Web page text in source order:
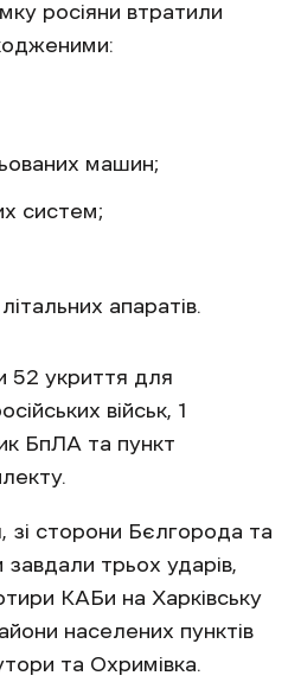
росіяни втратили
машин;
систем;
апаратів.
укриття для
військ, 1
БпЛА та пункт
зі сторони Бєлгорода та
трьох ударів,
КАБи на Харківську
населених пунктів
та Охримівка.